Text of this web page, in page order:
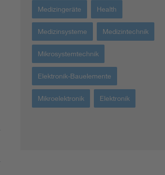
Medizingeräte Health
Medizinsysteme Medizintechnik
Mikrosystemtechnik
Elektronik-Bauelemente
Mikroelektronik Elektronik